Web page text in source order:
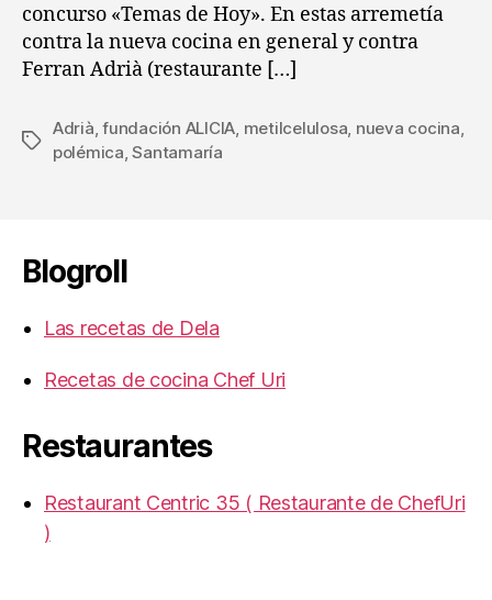
(actualizado)
concurso «Temas de Hoy». En estas arremetía
contra la nueva cocina en general y contra
Ferran Adrià (restaurante […]
Etiquetas
Adrià,fundación ALICIA, metilcelulosa, nueva cocina,
polémica,Santamaría
Blogroll
Las recetas de Dela
Recetas de cocina Chef Uri
Restaurantes
Restaurant Centric 35 ( Restaurante de ChefUri
)